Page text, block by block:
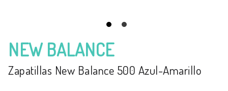
NEW BALANCE
Zapatillas New Balance 500 Azul-Amarillo